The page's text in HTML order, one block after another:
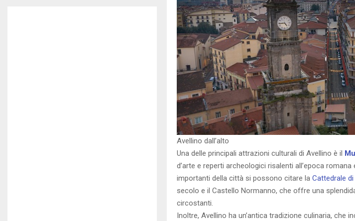
Avellino dall’alto
Una delle principali attrazioni culturali di Avellino è il
d’arte e reperti archeologici risalenti all’epoca
importanti della città si possono citare la Cattedrale
secolo e il Castello Normanno, che offre una
circostanti.
Inoltre, Avellino ha un’antica tradizione culinaria, che